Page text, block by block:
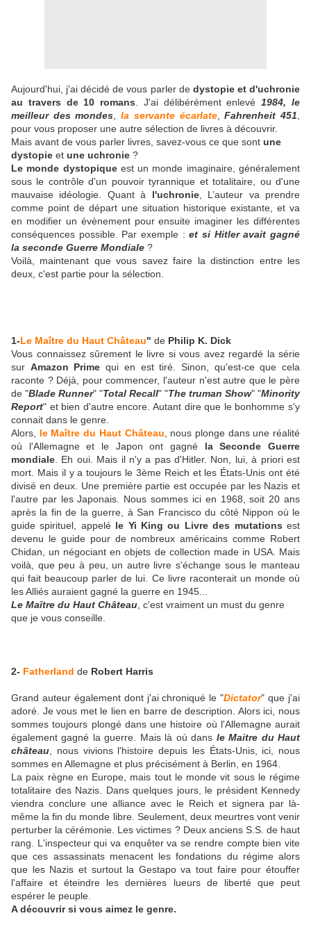
Aujourd'hui, j'ai décidé de vous parler dedystopie et d'uchronie
au travers de 10 romans . J'ai délibérément enlevé1984, le
meilleur des mondes ,la servante écarlate,Fahrenheit 451
pour vous proposer une autre sélection de livres à découvrir.
Mais avant de vous parler livres, savez-vous ce que sont une
dystopie et une uchronie ?
Le monde dystopiqueest un monde imaginaire, généralement
sous le contrôle d'un pouvoir tyrannique et totalitaire, ou d'une
mauvaise idéologie. Quant à l'uchronie, L’auteur va prendre
comme point de départ une situation historique existante, et va
en modifier un évènement pour ensuite imaginer les différentes
conséquences possible. Par exemple :et si Hitler avait gagné
la seconde Guerre Mondiale ?
Voilà, maintenant que vous savez faire la distinction entre les
deux, c'est partie pour la sélection.
1-Le Maître du Haut Château" de Philip K. Dick
Vous connaissez sûrement le livre si vous avez regardé la série
sur Amazon Prime qui en est tiré. Sinon, qu'est-ce que cela
raconte ? Déjà, pour commencer, l'auteur n'est autre que le père
de "Blade Runner" "Total Recall" "The truman Show" "Minority
Report" et bien d'autre encore. Autant dire que le bonhomme s'y
connait dans le genre.
Alors, le Maître du Haut Château , nous plonge dans une réalité
où l'Allemagne et le Japon ont gagné la Seconde Guerre
mondiale . Eh oui. Mais il n'y a pas d'Hitler. Non, lui, à priori est
mort. Mais il y a toujours le 3ème Reich et les États-Unis ont été
divisé en deux. Une première partie est occupée par les Nazis et
l'autre par les Japonais. Nous sommes ici en 1968, soit 20 ans
après la fin de la guerre, à San Francisco du côté Nippon où le
guide spirituel, appelé le Yi King ou Livre des mutations est
devenu le guide pour de nombreux américains comme Robert
Chidan, un négociant en objets de collection made in USA. Mais
voilà, que peu à peu, un autre livre s'échange sous le manteau
qui fait beaucoup parler de lui. Ce livre raconterait un monde où
les Alliés auraient gagné la guerre en 1945...
Le Maître du Haut Château , c'est vraiment un must du genre
que je vous conseille.
2- Fatherland de Robert Harris
Grand auteur également dont j'ai chroniqué le "Dictator" que j'ai
adoré. Je vous met le lien en barre de description. Alors ici, nous
sommes toujours plongé dans une histoire où l'Allemagne aurait
également gagné la guerre. Mais là où dans le Maitre du Haut
château , nous vivions l'histoire depuis les États-Unis, ici, nous
sommes en Allemagne et plus précisément à Berlin, en 1964.
La paix règne en Europe, mais tout le monde vit sous le régime
totalitaire des Nazis. Dans quelques jours, le président Kennedy
viendra conclure une alliance avec le Reich et signera par là-
même la fin du monde libre. Seulement, deux meurtres vont venir
perturber la cérémonie. Les victimes ? Deux anciens S.S. de haut
rang. L'inspecteur qui va enquêter va se rendre compte bien vite
que ces assassinats menacent les fondations du régime alors
que les Nazis et surtout la Gestapo va tout faire pour étouffer
l'affaire et éteindre les dernières lueurs de liberté que peut
espérer le peuple.
A découvrir si vous aimez le genre.